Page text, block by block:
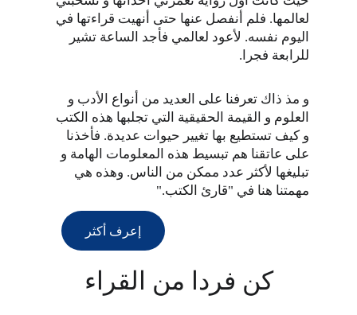
لعالمها. فلم أنفصل عنها حتى أنهيت قراءتها في
اليوم نفسه. لأعود لعالمي فأجد الساعة تشير
للرابعة فجرا.
و مذ ذاك تعرفنا على العديد من أنواع الأدب و
العلوم و القيمة الحقيقية التي تجلبها هذه الكتب
و كيف تستطيع بها تغيير حيوات عديدة. فأخذنا
على عاتقنا هم تبسيط هذه المعلومات الهامة و
تبليغها لأكثر عدد ممكن من الناس. وهذه هي
مهمتنا هنا في "قارئ الكتب."
إعرف أكثر
كن فردا من القراء